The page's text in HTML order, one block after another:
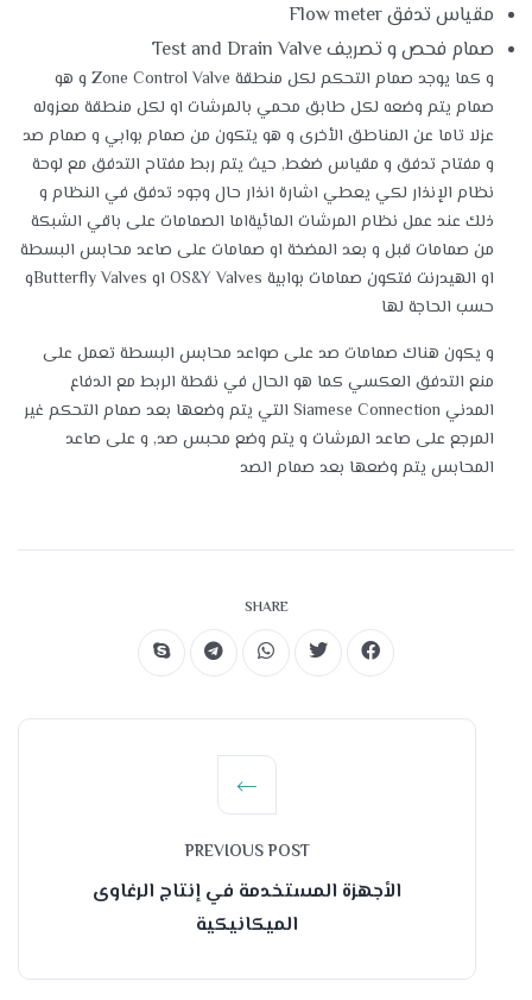
مقياس تدفق Flow meter
صمام فحص و تصريف Test and Drain Valve
و كما يوجد صمام التحكم لكل منطقة Zone Control Valve و هو
صمام يتم وضعه لكل طابق محمي بالمرشات او لكل منطقة معزوله
عزلا تاما عن المناطق الأخرى و هو يتكون من صمام بوابي و صمام صد
و مفتاح تدفق و مقياس ضغط, حيث يتم ربط مفتاح التدفق مع لوحة
نظام الإنذار لكي يعطي اشارة انذار حال وجود تدفق في النظام و
ذلك عند عمل نظام المرشات المائيةاما الصمامات على باقي الشبكة
من صمامات قبل و بعد المضخة او صمامات على صاعد محابس البسطة
او الهيدرنت فتكون صمامات بوابية OS&Y Valves او Butterfly Valvesو
حسب الحاجة لها
و يكون هناك صمامات صد على صواعد محابس البسطة تعمل على
منع التدفق العكسي كما هو الحال في نقطة الربط مع الدفاع
المدني Siamese Connection التي يتم وضعها بعد صمام التحكم غير
المرجع على صاعد المرشات و يتم وضع محبس صد, و على صاعد
المحابس يتم وضعها بعد صمام الصد
SHARE
PREVIOUS POST
الأجهزة المستخدمة في إنتاج الرغاوى
الميكانيكية